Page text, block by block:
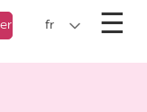
fr ☰